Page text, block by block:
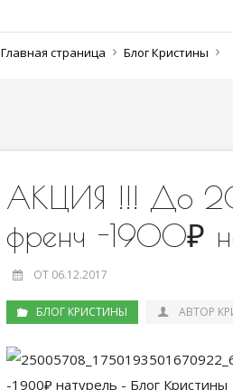
Главная страница Блог Кристины
АКЦИЯ !!! До 20
френч -1900₽
ОТ 06.12.2017
БЛОГ КРИСТИНЫ АВТОР